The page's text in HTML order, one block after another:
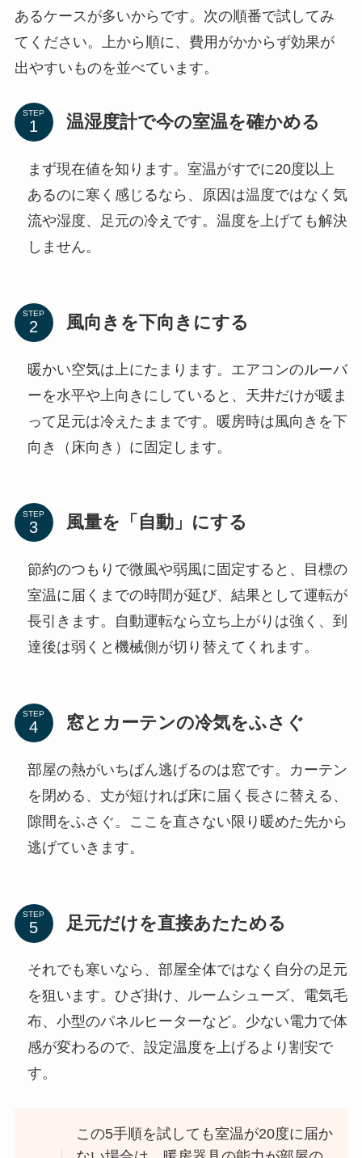
あるケースが多いからです。次の順番で試してみ
てください。上から順に、費用がかからず効果が
出やすいものを並べています。
STEP 温湿度計で今の室温を確かめる
まず現在値を知ります。室温がすでに20度以上
あるのに寒く感じるなら、原因は温度ではなく気
流や湿度、足元の冷えです。温度を上げても解決
しません。
STEP 風向きを下向きにする
暖かい空気は上にたまります。エアコンのルーバ
ーを水平や上向きにしていると、天井だけが暖ま
って足元は冷えたままです。暖房時は風向きを下
向き（床向き）に固定します。
STEP 風量を「自動」にする
節約のつもりで微風や弱風に固定すると、目標の
室温に届くまでの時間が延び、結果として運転が
長引きます。自動運転なら立ち上がりは強く、到
達後は弱くと機械側が切り替えてくれます。
STEP 窓とカーテンの冷気をふさぐ
部屋の熱がいちばん逃げるのは窓です。カーテン
を閉める、丈が短ければ床に届く長さに替える、
隙間をふさぐ。ここを直さない限り暖めた先から
逃げていきます。
STEP 足元だけを直接あたためる
それでも寒いなら、部屋全体ではなく自分の足元
を狙います。ひざ掛け、ルームシューズ、電気毛
布、小型のパネルヒーターなど。少ない電力で体
感が変わるので、設定温度を上げるより割安で
す。
この5手順を試しても室温が20度に届か